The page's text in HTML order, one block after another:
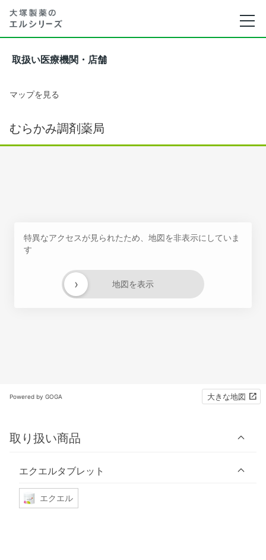
取扱い医療機関・店舗
マップを見る
むらかみ調剤薬局
特異なアクセスが見られたため、地図を非表示にしていま
す
地図を表示
›
Powered by GOGA 大きな地図
取り扱い商品
エクエルタブレット
エクエル